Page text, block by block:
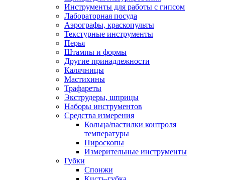
Инструменты для работы с гипсом
Лабораторная посуда
Аэрографы, краскопульты
Текстурные инструменты
Перья
Штампы и формы
Другие принадлежности
Калячницы
Мастихины
Трафареты
Экструдеры, шприцы
Наборы инструментов
Средства измерения
Кольца/пастилки контроля
температуры
Пироскопы
Измерительные инструменты
Губки
Спонжи